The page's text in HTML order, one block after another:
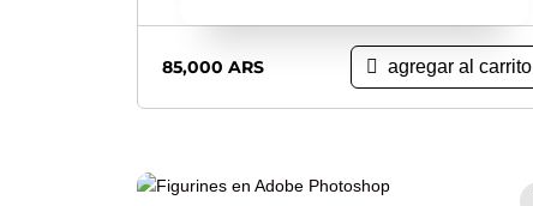
85,000 ARS agregar al carrito